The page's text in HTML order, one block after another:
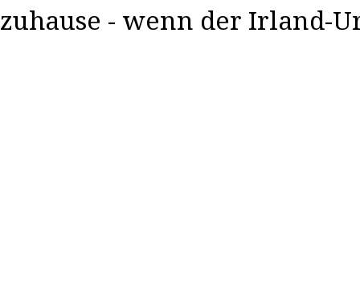
zuhause - wenn der Irland-